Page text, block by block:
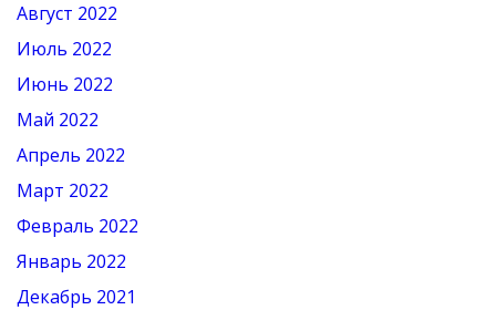
Август 2022
Июль 2022
Июнь 2022
Май 2022
Апрель 2022
Март 2022
Февраль 2022
Январь 2022
Декабрь 2021